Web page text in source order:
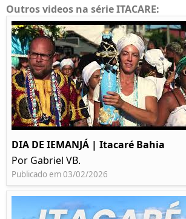
Outros videos na série ITACARE:
DIA DE IEMANJÁ | Itacaré Bahia
Por Gabriel VB.
Publicado em 03/02/2026